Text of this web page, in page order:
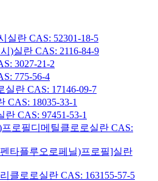
실란 CAS: 52301-18-5
)실란 CAS: 2116-84-9
3027-21-2
775-56-4
란 CAS: 17146-09-7
CAS: 18035-33-1
CAS: 97451-53-1
로필디메틸클로로실란 CAS:
타플루오로페닐)프로필]실란
클로로실란 CAS: 163155-57-5